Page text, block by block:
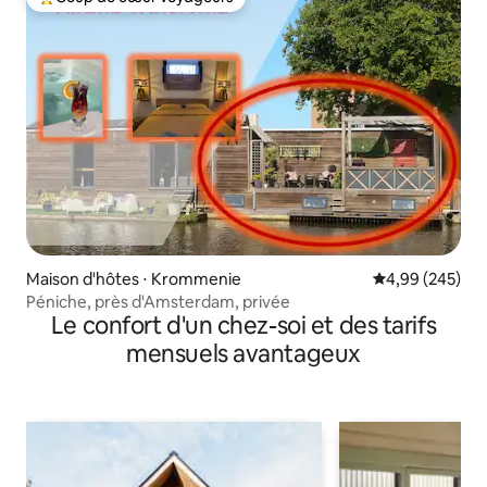
Coups de cœur voyageurs les plus appréciés
Maison d'hôtes ⋅ Krommenie Évaluation
4,99 (245)
Péniche, près d'Amsterdam, privée
Le confort d'un chez-soi et des tarifs
mensuels avantageux